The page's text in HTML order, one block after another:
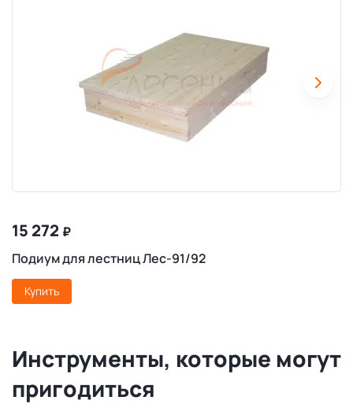
15 272 ₽
Подиум для лестниц Лес-91/92
Купить
Инструменты, которые могут
пригодиться